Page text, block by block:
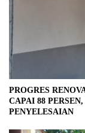
PROGRES
CAPAI 88
PENYELESAIAN